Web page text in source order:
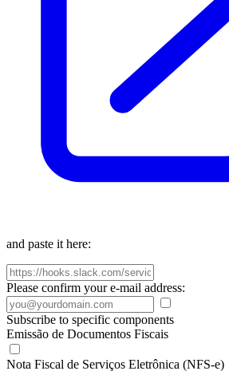
and paste it here:
Please confirm your e-mail address:
Subscribe to specific components
Emissão de Documentos Fiscais
Nota Fiscal de Serviços Eletrônica (NFS-e)